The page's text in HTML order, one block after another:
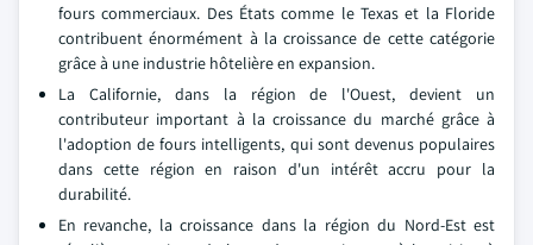
fours commerciaux. Des États comme le Texas et la Floride
contribuent énormément à la croissance de cette catégorie
grâce à une industrie hôtelière en expansion.
La Californie, dans la région de l'Ouest, devient un
contributeur important à la croissance du marché grâce à
l'adoption de fours intelligents, qui sont devenus populaires
dans cette région en raison d'un intérêt accru pour la
durabilité.
En revanche, la croissance dans la région du Nord-Est est